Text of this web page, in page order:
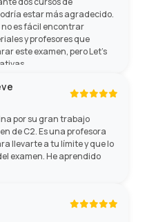
estar más agradecido.
es fácil encontrar
y profesores que
este examen, pero Let's
por su gran trabajo
de C2. Es una profesora
llevarte a tu límite y que lo
examen. He aprendido